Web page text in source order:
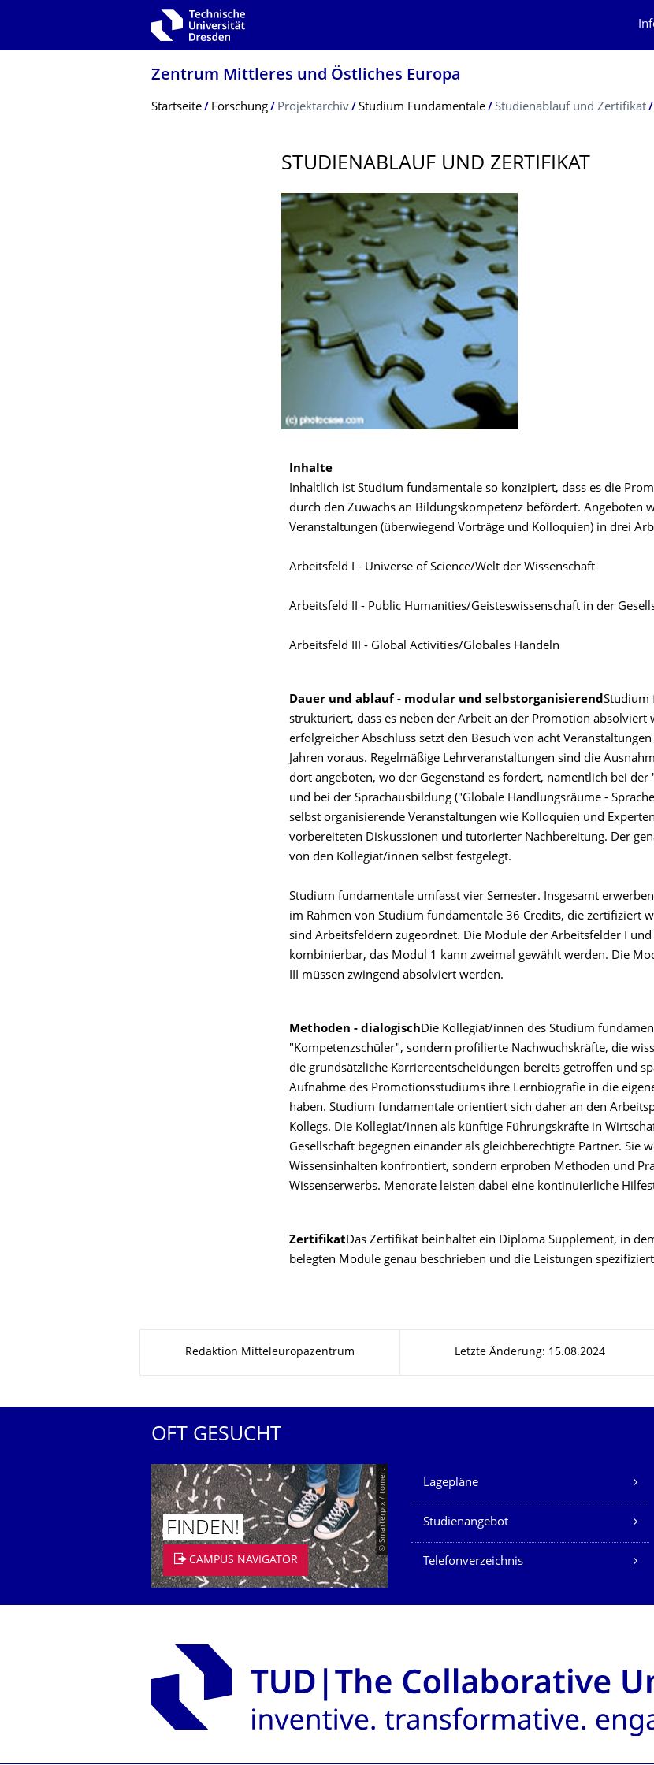
Zur Hauptnavigation springen
Zentrum Mittleres und Östliches Europa
Breadcrumb-Menü
Startseite Forschung Projektarchiv Studium Fundamentale Studienablauf und Zertifikat
STUDIENABLAUF UND ZERTIFIKAT
Inhalte
Inhaltlich ist Studium fundamentale so konzipiert, dass es die
durch den Zuwachs an Bildungskompetenz befördert. Angeboten
Veranstaltungen (überwiegend Vorträge und Kolloquien) in drei
Arbeitsfeld I - Universe of Science/Welt der Wissenschaft
Arbeitsfeld II - Public Humanities/Geisteswissenschaft in der
Arbeitsfeld III - Global Activities/Globales Handeln
Dauer und ablauf - modular und selbstorganisierendStudium
strukturiert, dass es neben der Arbeit an der Promotion absolviert
erfolgreicher Abschluss setzt den Besuch von acht
Jahren voraus. Regelmäßige Lehrveranstaltungen sind die
dort angeboten, wo der Gegenstand es fordert, namentlich bei der
und bei der Sprachausbildung ("Globale Handlungsräume -
selbst organisierende Veranstaltungen wie Kolloquien und
vorbereiteten Diskussionen und tutorierter Nachbereitung. Der
von den Kollegiat/innen selbst festgelegt.
Studium fundamentale umfasst vier Semester. Insgesamt
im Rahmen von Studium fundamentale 36 Credits, die zertifiziert
sind Arbeitsfeldern zugeordnet. Die Module der Arbeitsfelder I und
kombinierbar, das Modul 1 kann zweimal gewählt werden. Die
III müssen zwingend absolviert werden.
Methoden - dialogischDie Kollegiat/innen des Studium
"Kompetenzschüler", sondern profilierte Nachwuchskräfte, die
die grundsätzliche Karriereentscheidungen bereits getroffen und
Aufnahme des Promotionsstudiums ihre Lernbiografie in die
haben. Studium fundamentale orientiert sich daher an den
Kollegs. Die Kollegiat/innen als künftige Führungskräfte in
Gesellschaft begegnen einander als gleichberechtigte Partner. Sie
Wissensinhalten konfrontiert, sondern erproben Methoden und
Wissenserwerbs. Menorate leisten dabei eine kontinuierliche
ZertifikatDas Zertifikat beinhaltet ein Diploma Supplement, in
belegten Module genau beschrieben und die Leistungen
Redaktion Mitteleuropazentrum Letzte Änderung: 15.08.2024
OFT GESUCHT
© Smarterpix / tomert
FINDEN!
CAMPUS NAVIGATOR
Unsere Dienste
Lagepläne
Studienangebot
Telefonverzeichnis